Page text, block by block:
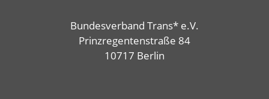
Bundesverband Trans* e.V.
Prinzregentenstraße 84
10717 Berlin